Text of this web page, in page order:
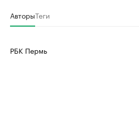
АвторыТеги
РБК Пермь